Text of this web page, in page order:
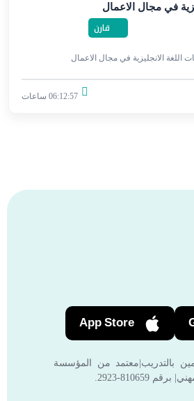
في مجال الاعمال
قارن
اللغة الانجليزية في مجال الاعمال
06:12:57 ساعات
App Store
بالتدريب|معتمد من المؤسسة
810659-2923.